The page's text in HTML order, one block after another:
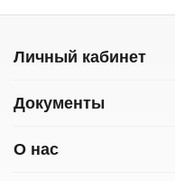
Личный кабинет
Документы
О нас